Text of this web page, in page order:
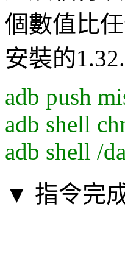
個數值比
安裝的
adb push
adb shell
adb shell /
▼ 指令完